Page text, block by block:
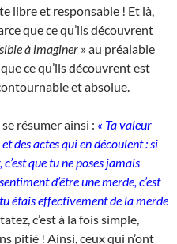
libre et responsable ! Et là,
que ce qu’ils découvrent
à imaginer » au préalable
ce qu’ils découvrent est
et absolue.
résumer ainsi : « Ta valeur
des actes qui en découlent : si
que tu ne poses jamais
d’être une merde, c’est
tu étais effectivement de la merde
c’est à la fois simple,
pitié ! Ainsi, ceux qui n’ont